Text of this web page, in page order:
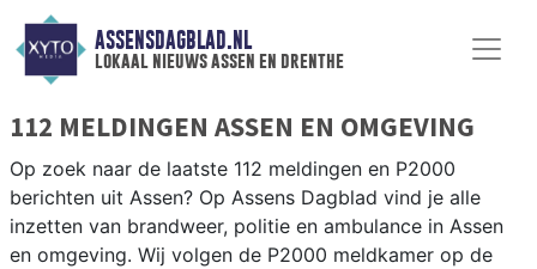
ASSENSDAGBLAD.NL
lokaal nieuws assen en drenthe
112 MELDINGEN ASSEN EN OMGEVING
Op zoek naar de laatste 112 meldingen en P2000
berichten uit Assen? Op Assens Dagblad vind je alle
inzetten van brandweer, politie en ambulance in Assen
en omgeving. Wij volgen de P2000 meldkamer op de